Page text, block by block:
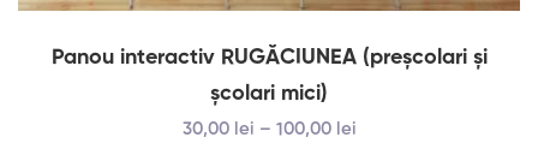
Panou interactiv RUGĂCIUNEA (preșcolari și
școlari mici)
30,00 lei – 100,00 lei